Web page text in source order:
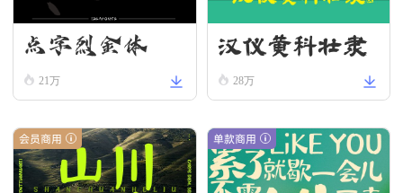
点字烈金体
21万
汉仪黄科壮隶
W28万
会员商用 单款商用